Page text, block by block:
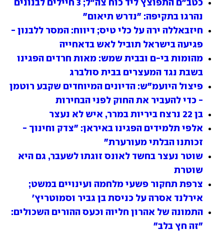
נהרגו בתקיפה: "נדרש תיאום"
פגיעה בישראל תוביל לאש בדאחייה
בשבת נגד המעצרים בבית סולברג
- כדי להעביר את החוק לפני הבחירות
בן 22 נרצח ביריות במרר, איש לא נעצר
זכותנו הבלתי מעורערת"
שוטרת
אירלנד אסרה על כניסת בן גביר וסמוטריץ'
"זה חץ בלב"